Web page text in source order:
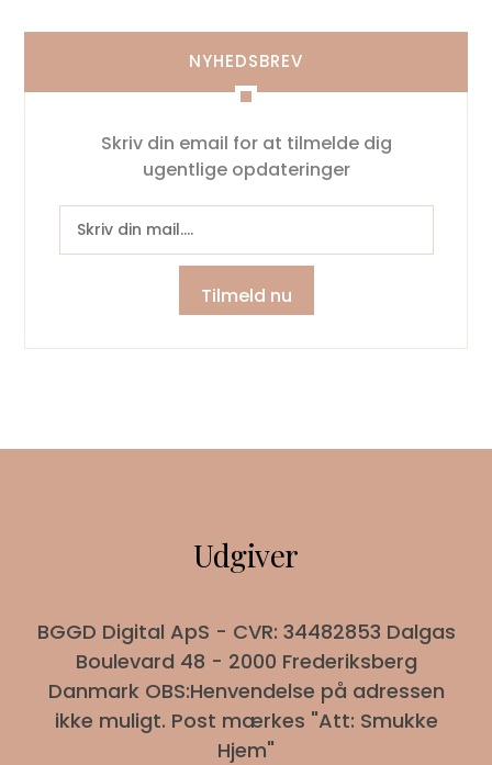
NYHEDSBREV
Skriv din email for at tilmelde dig
ugentlige opdateringer
Tilmeld nu
Udgiver
BGGD Digital ApS - CVR: 34482853 Dalgas
Boulevard 48 - 2000 Frederiksberg
Danmark OBS:Henvendelse på adressen
ikke muligt. Post mærkes "Att: Smukke
Hjem"